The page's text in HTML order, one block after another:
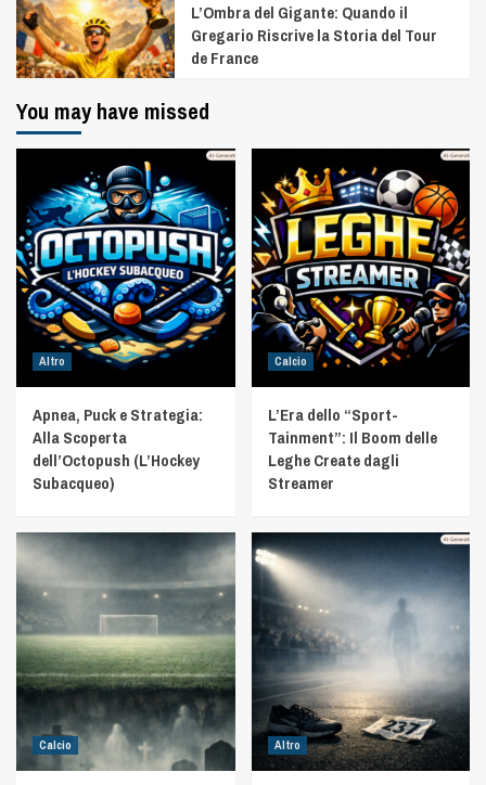
L’Ombra del Gigante: Quando il
Gregario Riscrive la Storia del Tour
de France
You may have missed
Altro
Apnea, Puck e Strategia:
Alla Scoperta
dell’Octopush (L’Hockey
Subacqueo)
Calcio
L’Era dello “Sport-
Tainment”: Il Boom delle
Leghe Create dagli
Streamer
Calcio Altro